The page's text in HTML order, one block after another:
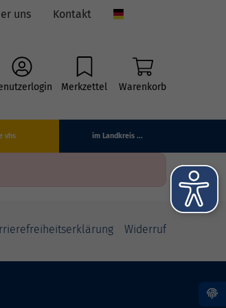
uns Kontakt
Merkzettel Warenkorb
vhs im Landkreis ...
Widerruf